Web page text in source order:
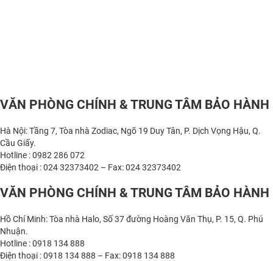
VĂN PHÒNG CHÍNH & TRUNG TÂM BẢO HÀNH
Hà Nội: Tầng 7, Tòa nhà Zodiac, Ngõ 19 Duy Tân, P. Dịch Vọng Hậu, Q.
Cầu Giấy.
Hotline : 0982 286 072
Điện thoại : 024 32373402 – Fax: 024 32373402
VĂN PHÒNG CHÍNH & TRUNG TÂM BẢO HÀNH
Hồ Chí Minh: Tòa nhà Halo, Số 37 đường Hoàng Văn Thụ, P. 15, Q. Phú
Nhuận.
Hotline : 0918 134 888
Điện thoại : 0918 134 888 – Fax: 0918 134 888